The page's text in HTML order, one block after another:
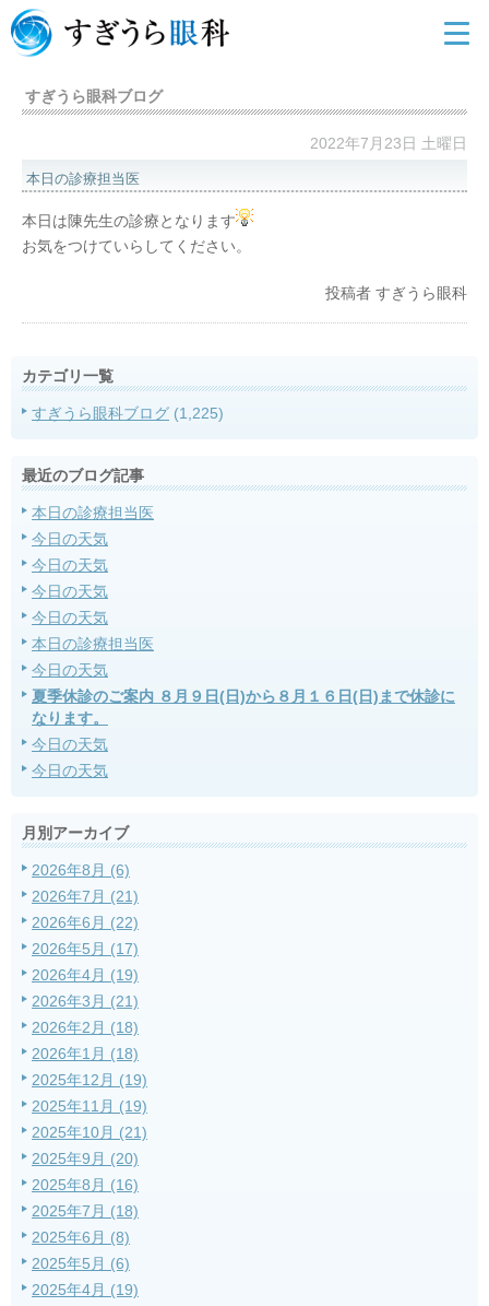
すぎうら眼科ブログ
2022年7月23日 土曜日
本日の診療担当医
本日は陳先生の診療となります
お気をつけていらしてください。
投稿者 すぎうら眼科
カテゴリ一覧
すぎうら眼科ブログ (1,225)
最近のブログ記事
本日の診療担当医
今日の天気
今日の天気
今日の天気
今日の天気
本日の診療担当医
今日の天気
夏季休診のご案内 ８月９日(日)から８月１６日(日)まで休診に
なります。
今日の天気
今日の天気
月別アーカイブ
2026年8月 (6)
2026年7月 (21)
2026年6月 (22)
2026年5月 (17)
2026年4月 (19)
2026年3月 (21)
2026年2月 (18)
2026年1月 (18)
2025年12月 (19)
2025年11月 (19)
2025年10月 (21)
2025年9月 (20)
2025年8月 (16)
2025年7月 (18)
2025年6月 (8)
2025年5月 (6)
2025年4月 (19)